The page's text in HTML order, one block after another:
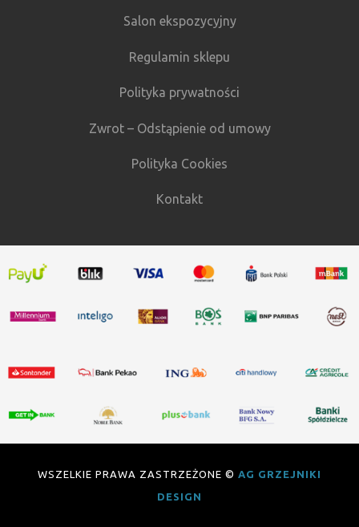
Salon ekspozycyjny
Regulamin sklepu
Polityka prywatności
Zwrot – Odstąpienie od umowy
Polityka Cookies
Kontakt
WSZELKIE PRAWA ZASTRZEŻONE © AG GRZEJNIKI
DESIGN